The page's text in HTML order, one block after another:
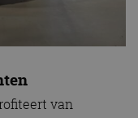
van